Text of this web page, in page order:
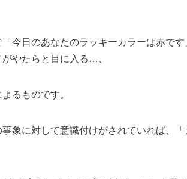
今日のあなたのラッキーカラーは赤で
やたらと目に入る…、
るものです。
象に対して意識付けがされていれば、